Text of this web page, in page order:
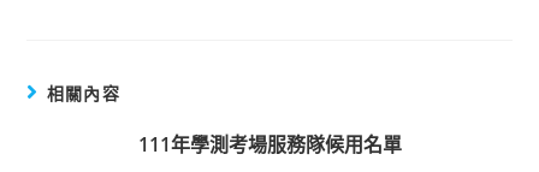
相關內容
111年學測考場服務隊候用名單